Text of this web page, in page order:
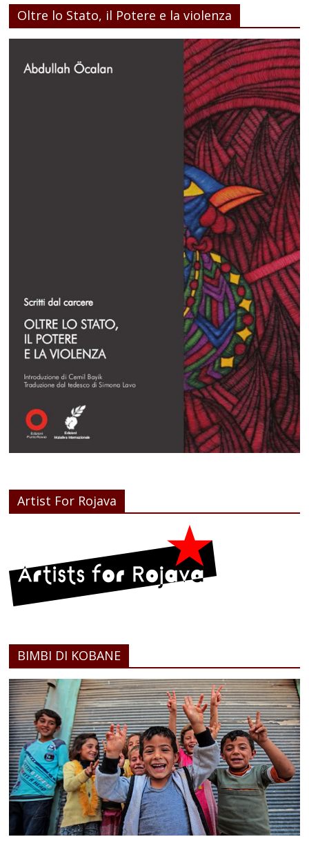
Oltre lo Stato, il Potere e la violenza
Artist For Rojava
BIMBI DI KOBANE